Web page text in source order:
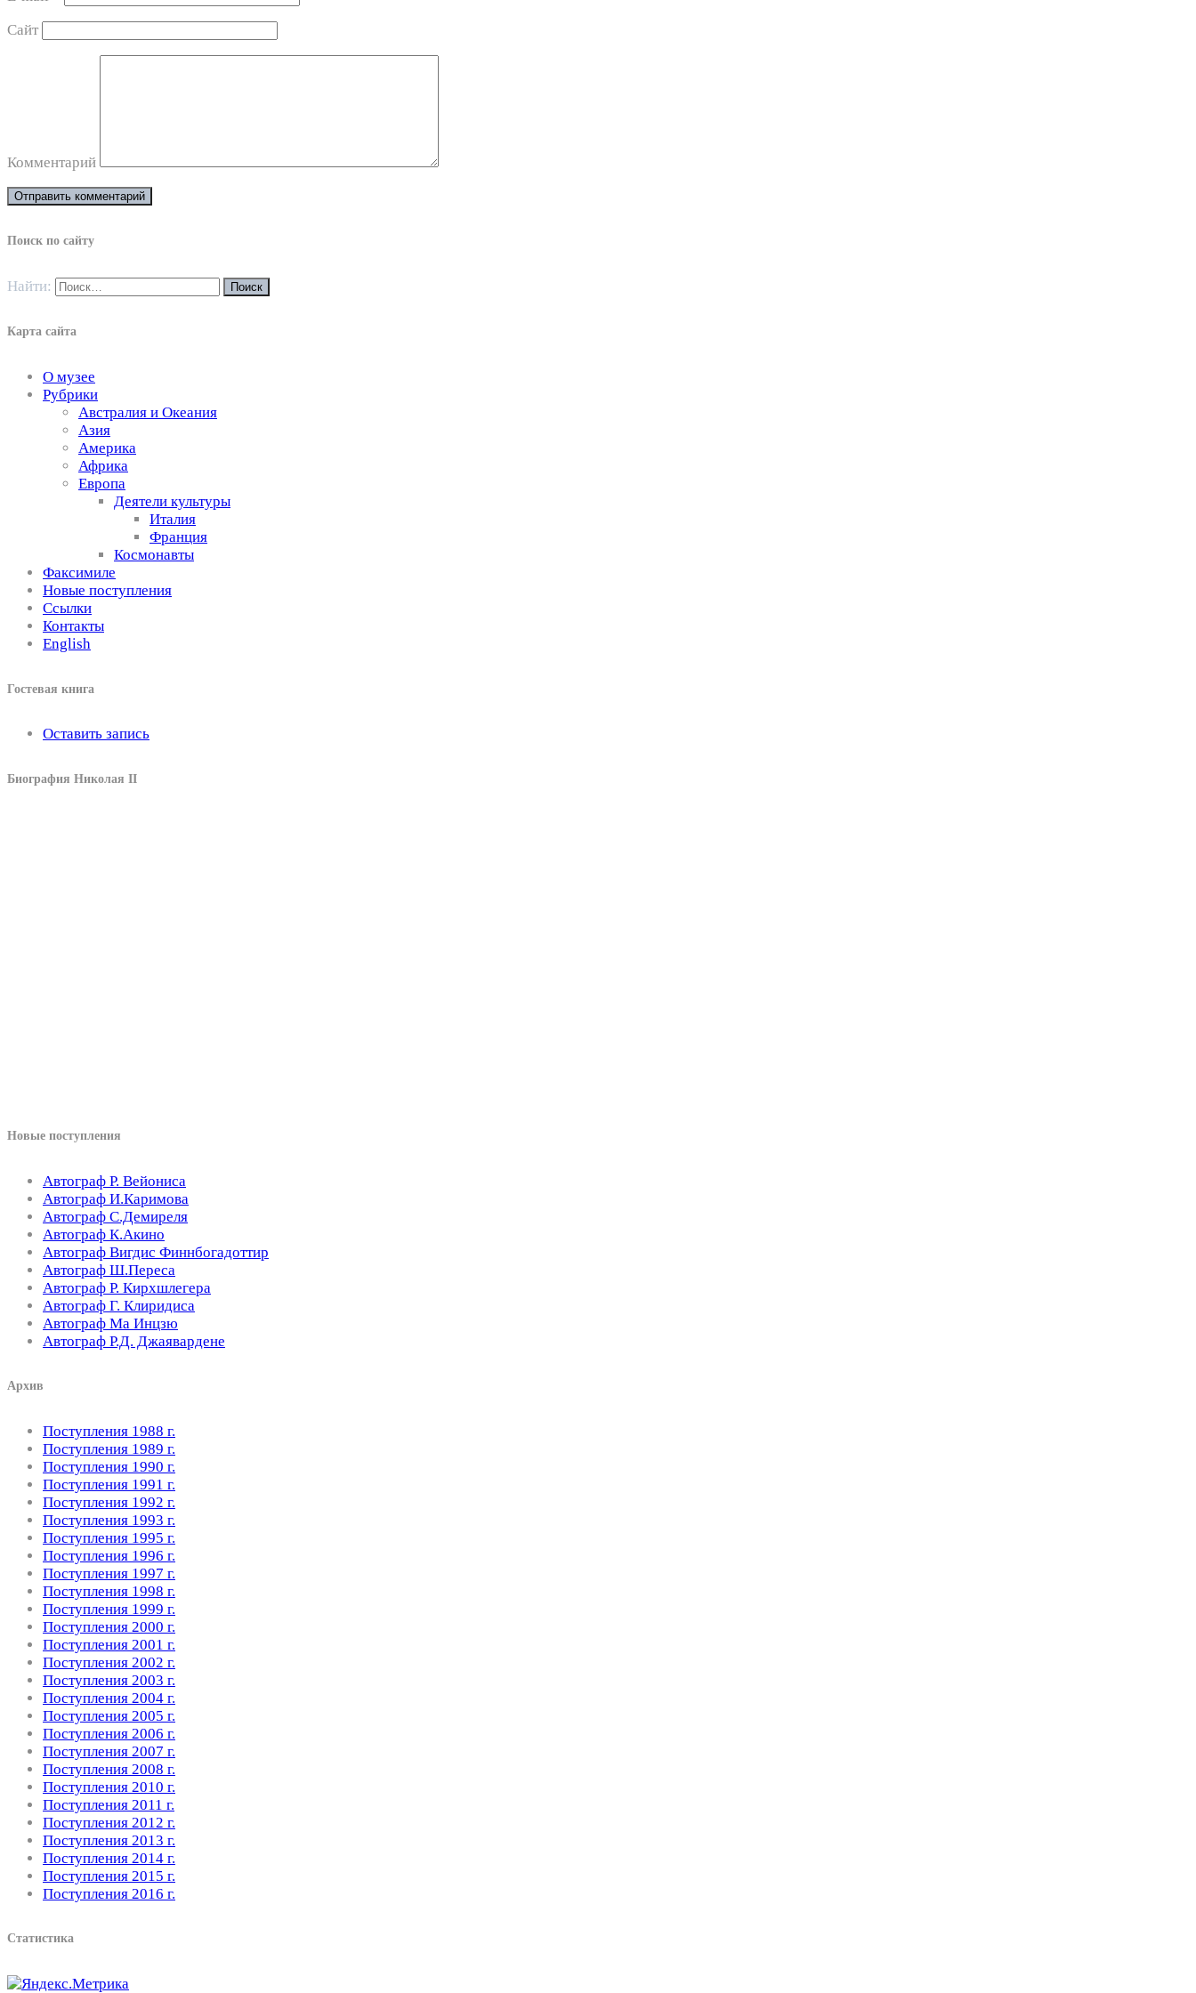
Сайт
Комментарий
Поиск по сайту
Найти:
Карта сайта
О музее
Рубрики
Австралия и Океания
Азия
Америка
Африка
Европа
Деятели культуры
Италия
Франция
Космонавты
Факсимиле
Новые поступления
Ссылки
Контакты
English
Гостевая книга
Оставить запись
Биография Николая II
Новые поступления
Автограф Р. Вейониса
Автограф И.Каримова
Автограф С.Демиреля
Автограф К.Акино
Автограф Вигдис Финнбогадоттир
Автограф Ш.Переса
Автограф Р. Кирхшлегера
Автограф Г. Клиридиса
Автограф Ма Инцзю
Автограф Р.Д. Джаявардене
Архив
Поступления 1988 г.
Поступления 1989 г.
Поступления 1990 г.
Поступления 1991 г.
Поступления 1992 г.
Поступления 1993 г.
Поступления 1995 г.
Поступления 1996 г.
Поступления 1997 г.
Поступления 1998 г.
Поступления 1999 г.
Поступления 2000 г.
Поступления 2001 г.
Поступления 2002 г.
Поступления 2003 г.
Поступления 2004 г.
Поступления 2005 г.
Поступления 2006 г.
Поступления 2007 г.
Поступления 2008 г.
Поступления 2010 г.
Поступления 2011 г.
Поступления 2012 г.
Поступления 2013 г.
Поступления 2014 г.
Поступления 2015 г.
Поступления 2016 г.
Статистика